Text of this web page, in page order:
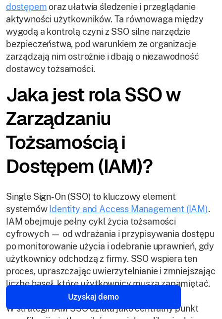
dostępemoraz ułatwia śledzenie i przeglądanie
aktywności użytkowników. Ta równowaga między
wygodą a kontrolą czyni z SSO silne narzędzie
bezpieczeństwa, pod warunkiem że organizacje
zarządzają nim ostrożnie i dbają o niezawodność
dostawcy tożsamości.
Jaka jest rola SSO w
Zarządzaniu
Tożsamością i
Dostępem (IAM)?
Single Sign-On (SSO) to kluczowy element
systemówIdentity and Access Management (IAM).
IAM obejmuje pełny cykl życia tożsamości
cyfrowych — od wdrażania i przypisywania dostępu
po monitorowanie użycia i odebranie uprawnień, gdy
użytkownicy odchodzą z firmy. SSO wspiera ten
proces, upraszczając uwierzytelnianie i zmniejszając
liczbę haseł, które użytkownicy muszą zapamiętać.
W strategii IAM SSO działa jako centralny punkt
Uzyskaj demo